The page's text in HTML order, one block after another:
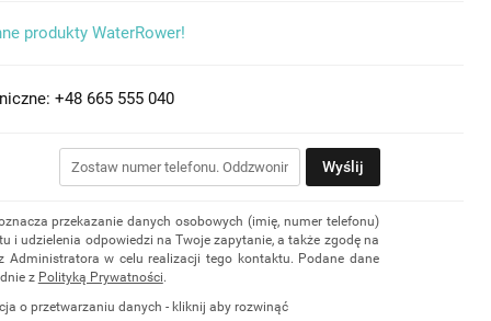
produkty WaterRower!
+48 665 555 040
Wyślij
przekazanie danych osobowych (imię, numer telefonu)
i udzielenia odpowiedzi na Twoje zapytanie, a także zgodę na
Administratora w celu realizacji tego kontaktu. Podane dane
z Polityką Prywatności.
o przetwarzaniu danych - kliknij aby rozwinąć